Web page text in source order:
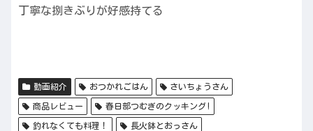
丁寧な捌きぶりが好感持てる
動画紹介 おつかれごはん さいちょうさん
商品レビュー 春日部つむぎのクッキング!
釣れなくても料理！ 長火鉢とおっさん